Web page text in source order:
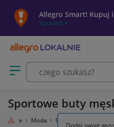
Allegro Smart! Kupuj
Sprawdź »
Otwórz menu z kategoriami
Sportowe buty
Moda Odzież, Obuwie,
Dodaj swoje